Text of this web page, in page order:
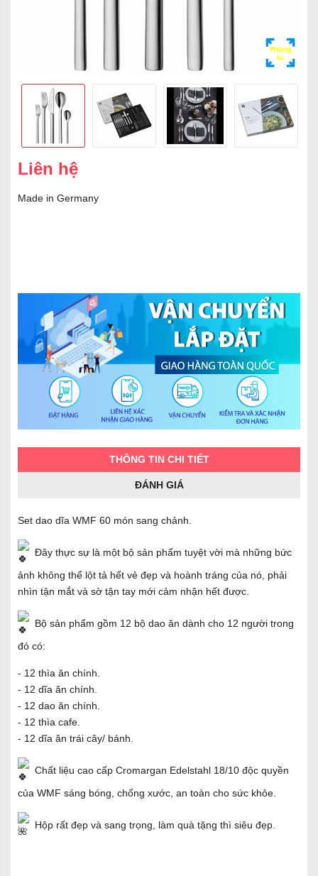
Phóng
to
Liên hệ
Made in Germany
THÔNG TIN CHI TIẾT
ĐÁNH GIÁ
Set dao dĩa WMF 60 món sang chảnh.
Đây thực sự là một bộ sản phẩm tuyệt vời mà những bức
ảnh không thể lột tả hết vẻ đẹp và hoành tráng của nó, phải
nhìn tận mắt và sờ tận tay mới cảm nhận hết được.
Bộ sản phẩm gồm 12 bộ dao ăn dành cho 12 người trong
đó có:
- 12 thìa ăn chính.
- 12 dĩa ăn chính.
- 12 dao ăn chính.
- 12 thìa cafe.
- 12 dĩa ăn trái cây/ bánh.
Chất liệu cao cấp Cromargan Edelstahl 18/10 độc quyền
của WMF sáng bóng, chống xước, an toàn cho sức khỏe.
Hộp rất đẹp và sang trọng, làm quà tặng thì siêu đẹp.